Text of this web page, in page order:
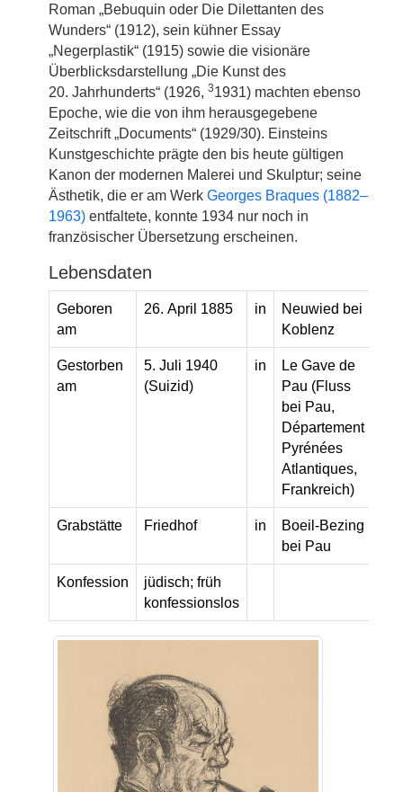
Roman „Bebuquin oder Die Dilettanten des
Wunders“ (1912), sein kühner Essay
„Negerplastik“ (1915) sowie die visionäre
Überblicksdarstellung „Die Kunst des
20. Jahrhunderts“ (1926, 31931) machten ebenso
Epoche, wie die von ihm herausgegebene
Zeitschrift „Documents“ (1929/30). Einsteins
Kunstgeschichte prägte den bis heute gültigen
Kanon der modernen Malerei und Skulptur; seine
Ästhetik, die er am Werk Georges Braques (1882–
1963) entfaltete, konnte 1934 nur noch in
französischer Übersetzung erscheinen.
Lebensdaten
Geboren
am
26. April 1885 in
Neuwied bei
Koblenz
Gestorben
am
5. Juli 1940
(Suizid)
in
Le Gave de
Pau (Fluss
bei Pau,
Département
Pyrénées
Atlantiques,
Frankreich)
Grabstätte Friedhof in
Boeil-Bezing
bei Pau
Konfession
jüdisch; früh
konfessionslos